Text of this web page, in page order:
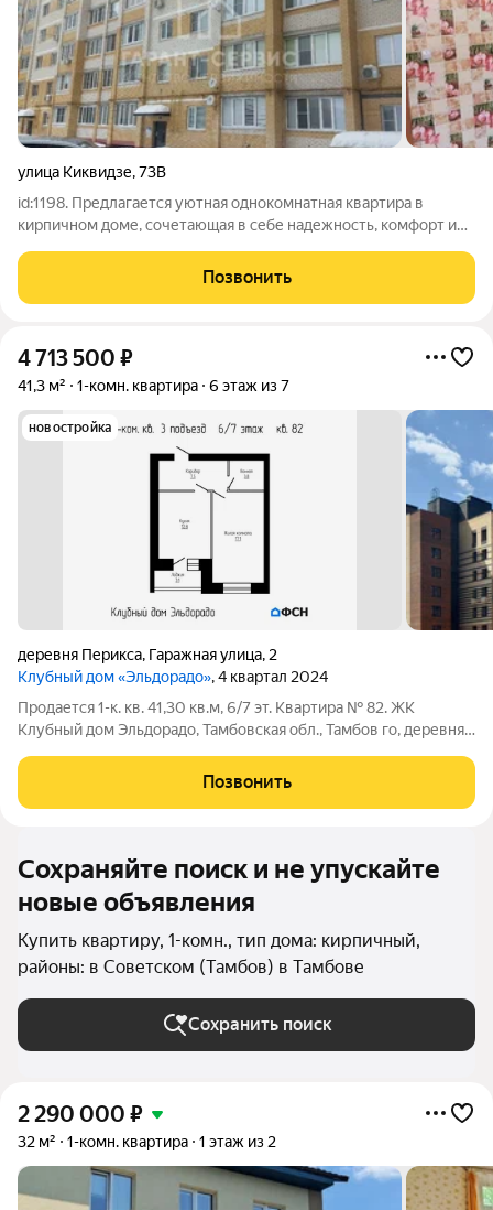
улица Киквидзе,73В
id:1198. Предлагается уютная однокомнатная квартира в
кирпичном доме, сочетающая в себе надежность, комфорт и
Возможен торг. Кирпичные стены дома обеспечивают тепло
зимой и приятную прохладу в
Позвонить
4 713 500 ₽
41,3 м² 1-комн. квартира 6 этаж из 7
новостройка
деревня Перикса, Гаражная улица, 2
Клубный дом «Эльдорадо», 4 квартал 2024
Продается 1-к. кв. 41,30 кв.м, 6/7 эт. Квартира № 82. ЖК
Клубный дом Эльдорадо, Тамбовская обл., Тамбов го, деревня
ипотека. Чистовая отделка: 857000 . Семейная ипотека (без
отделки): СБЕР (первый
Позвонить
Сохраняйте поиск и не упускайте
новые объявления
Купить квартиру, 1-комн., тип дома: кирпичный,
районы: в Советском (Тамбов) в Тамбове
Сохранить поиск
2 290 000 ₽
32 м² 1-комн. квартира 1 этаж из 2